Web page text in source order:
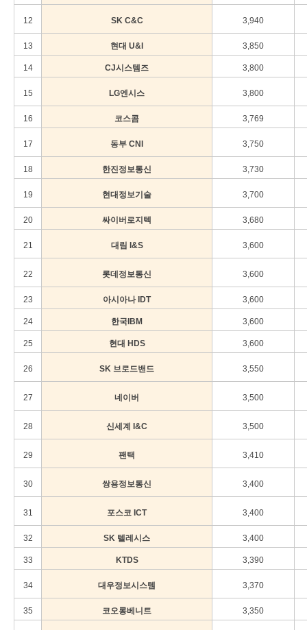
12 SK C&C 3,940
13 현대 U&I 3,850
14 CJ시스템즈 3,800
15 LG엔시스 3,800
16 코스콤 3,769
17 동부 CNI 3,750
18 한진정보통신 3,730
19 현대정보기술 3,700
20 싸이버로지텍 3,680
21 대림 I&S 3,600
22 롯데정보통신 3,600
23 아시아나 IDT 3,600
24 한국IBM 3,600
25 현대 HDS 3,600
26 SK 브로드밴드 3,550
27 네이버 3,500
28 신세계 I&C 3,500
29 팬택 3,410
30 쌍용정보통신 3,400
31 포스코 ICT 3,400
32 SK 텔레시스 3,400
33 KTDS 3,390
34 대우정보시스템 3,370
35 코오롱베니트 3,350